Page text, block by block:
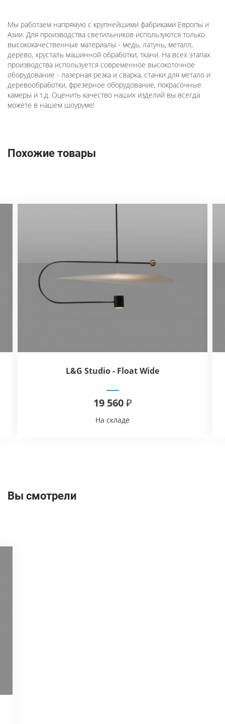
Мы работаем напрямую с крупнейшими фабриками Европы и
Азии. Для производства светильников используются только
высококачественные материалы - медь, латунь, металл,
дерево, хрусталь машинной обработки, ткани. На всех этапах
производства используется современное высокоточное
оборудование - лазерная резка и сварка, станки для метало и
деревообработки, фрезерное оборудование, покрасочные
камеры и т.д. Оценить качество наших изделий вы всегда
можете в нашем шоуруме!
Похожие товары
L&G Studio - Float Wide
19 560 ₽
На складе
Вы смотрели